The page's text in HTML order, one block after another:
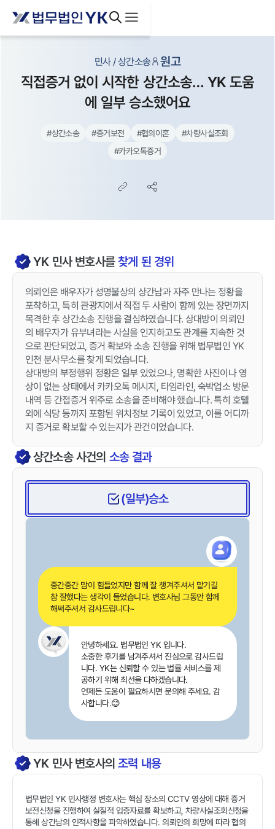
민사 / 상간소송 원고
직접증거 없이 시작한 상간소송… YK 도움
에 일부 승소했어요
#상간소송 #증거보전 #협의이혼 #차량사실조회
#카카오톡증거
YK 민사변호사를찾게 된 경위
의뢰인은 배우자가 성명불상의 상간남과 자주 만나는 정황을
포착하고, 특히 관광지에서 직접 두 사람이 함께 있는 장면까지
목격한 후 상간소송 진행을 결심하였습니다. 상대방이 의뢰인
의 배우자가 유부녀라는 사실을 인지하고도 관계를 지속한 것
으로 판단되었고, 증거 확보와 소송 진행을 위해 법무법인 YK
인천 분사무소를 찾게 되었습니다.
상대방의 부정행위 정황은 일부 있었으나, 명확한 사진이나 영
상이 없는 상태에서 카카오톡 메시지, 타임라인, 숙박업소 방문
내역 등 간접증거 위주로 소송을 준비해야 했습니다. 특히 호텔
외에 식당 등까지 포함된 위치정보 기록이 있었고, 이를 어디까
지 증거로 확보할 수 있는지가 관건이었습니다.
상간소송사건의 소송 결과
(일부)승소
중간중간 맘이 힘들었지만 함께 잘 챙겨주셔서 맡기길
참 잘했다는 생각이 들었습니다. 변호사님 그동안 함께
해써주셔서 감사드립니다~
안녕하세요. 법무법인 YK 입니다.
소중한 후기를 남겨주셔서 진심으로 감사드립
니다. YK는 신뢰할 수 있는 법률 서비스를 제
공하기 위해 최선을 다하겠습니다.
언제든 도움이 필요하시면 문의해 주세요. 감
사합니다.😊
YK 민사변호사의조력 내용
법무법인 YK 민사행정 변호사는 핵심 장소의 CCTV 영상에 대해 증거
보전신청을 진행하여 실질적 입증자료를 확보하고, 차량사실조회신청을
통해 상간남의 인적사항을 파악하였습니다. 의뢰인의 희망에 따라 협의